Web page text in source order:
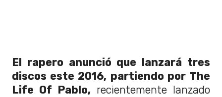
El rapero anunció que lanzará tres
discos este 2016, partiendo por The
Life Of Pablo, recientemente lanzado